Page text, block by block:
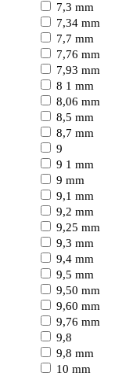
7,3 mm
7,34 mm
7,7 mm
7,76 mm
7,93 mm
8 1 mm
8,06 mm
8,5 mm
8,7 mm
9
9 1 mm
9 mm
9,1 mm
9,2 mm
9,25 mm
9,3 mm
9,4 mm
9,5 mm
9,50 mm
9,60 mm
9,76 mm
9,8
9,8 mm
10 mm